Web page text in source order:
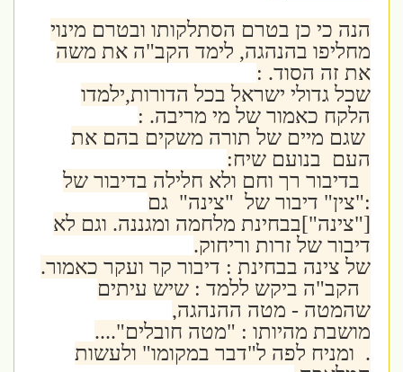
הנה כי כן בטרם הסתלקותו ובטרם מינוי
מחליפו בהנהגה, לימד הקב"ה את משה
את זה הסוד. :
שכל גדולי ישראל בכל הדורות,ילמדו
הלקח כאמור של מי מריבה. :
שגם מיים של תורה משקים בהם את
העם בנועם שיח:
בדיבור רך וחם ולא חלילה בדיבור של
:"צין" דיבור של "צינה" גם
["צינה"]בבחינת מלחמה ומגננה. וגם לא
דיבור של זרות וריחוק.
של צינה בבחינת : דיבור קר ועקר כאמור.
הקב"ה ביקש ללמד : שיש עיתים
שהמטה - מטה ההנהגה,
מושבת מהיותו : "מטה חובלים"....
. ומניח לפה ל"דבר במקומו" ולעשות